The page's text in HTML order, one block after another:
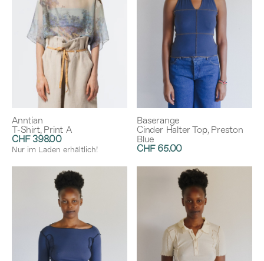
Anntian
T-Shirt, Print A
CHF 398.00
Nur im Laden erhältlich!
Baserange
Cinder Halter Top, Preston
Blue
CHF 65.00